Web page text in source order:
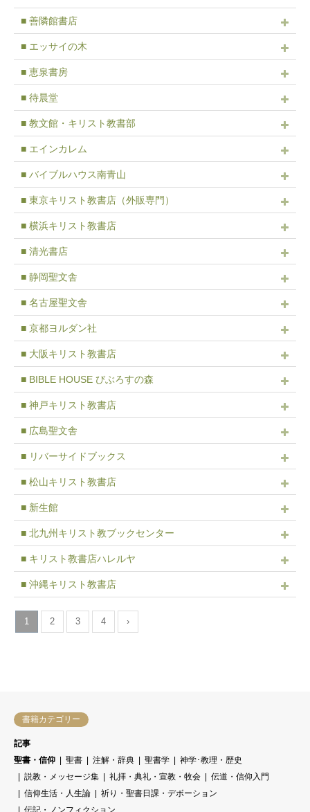
■ 善隣館書店
■ エッサイの木
■ 恵泉書房
■ 待晨堂
■ 教文館・キリスト教書部
■ エインカレム
■ バイブルハウス南青山
■ 東京キリスト教書店（外販専門）
■ 横浜キリスト教書店
■ 清光書店
■ 静岡聖文舎
■ 名古屋聖文舎
■ 京都ヨルダン社
■ 大阪キリスト教書店
■ BIBLE HOUSE びぶろすの森
■ 神戸キリスト教書店
■ 広島聖文舎
■ リバーサイドブックス
■ 松山キリスト教書店
■ 新生館
■ 北九州キリスト教ブックセンター
■ キリスト教書店ハレルヤ
■ 沖縄キリスト教書店
1 2 3 4 ›
書籍カテゴリー
記事
聖書・信仰
聖書 注解・辞典 聖書学
神学･教理・歴史
説教・メッセージ集
礼拝・典礼・宣教・牧会
伝道・信仰入門
信仰生活・人生論
祈り・聖書日課・デボーション
伝記・ノンフィクション